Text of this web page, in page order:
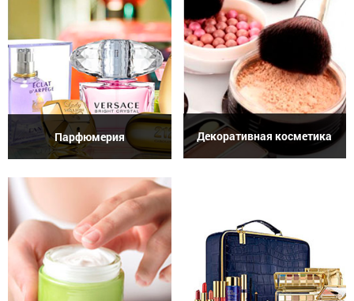
Парфюмерия Декоративная косметика